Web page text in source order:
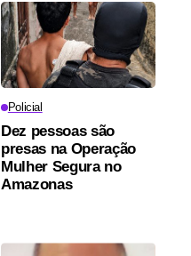
Policial
Dez pessoas são
presas na Operação
Mulher Segura no
Amazonas